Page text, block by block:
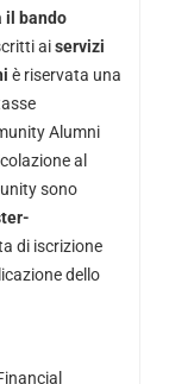
il bando
aiservizi
è riservata una
Alumni
al
sono
di iscrizione
dello